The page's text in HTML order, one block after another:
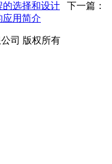
的选择和设计 下一篇：
应用简介
司 版权所有